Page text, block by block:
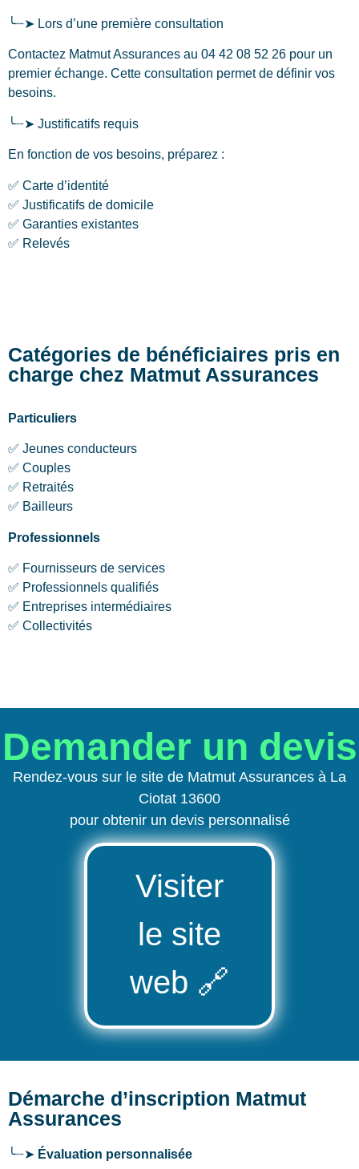
╰┈➤ Lors d’une première consultation
Contactez Matmut Assurances au 04 42 08 52 26 pour un
premier échange. Cette consultation permet de définir vos
besoins.
╰┈➤ Justificatifs requis
En fonction de vos besoins, préparez :
✅ Carte d’identité
✅ Justificatifs de domicile
✅ Garanties existantes
✅ Relevés
Catégories de bénéficiaires pris en
charge chez Matmut Assurances
Particuliers
✅ Jeunes conducteurs
✅ Couples
✅ Retraités
✅ Bailleurs
Professionnels
✅ Fournisseurs de services
✅ Professionnels qualifiés
✅ Entreprises intermédiaires
✅ Collectivités
Demander un devis
Rendez-vous sur le site de Matmut Assurances à La
Ciotat 13600
pour obtenir un devis personnalisé
Visiter
le site
web 🔗
Démarche d’inscription Matmut
Assurances
╰┈➤ Évaluation personnalisée